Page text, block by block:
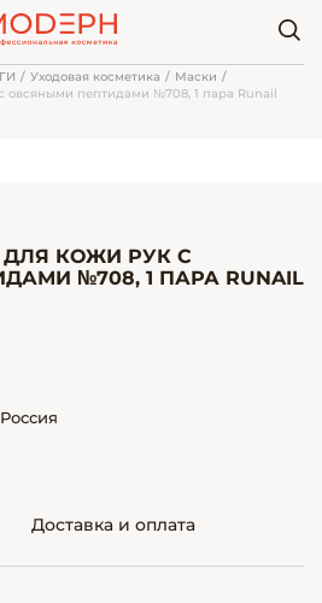
Уходовая косметика
Маски
овсяными пептидами №708, 1 пара Runail
КОЖИ РУК С
№708, 1 ПАРА RUNAIL
Доставка и оплата